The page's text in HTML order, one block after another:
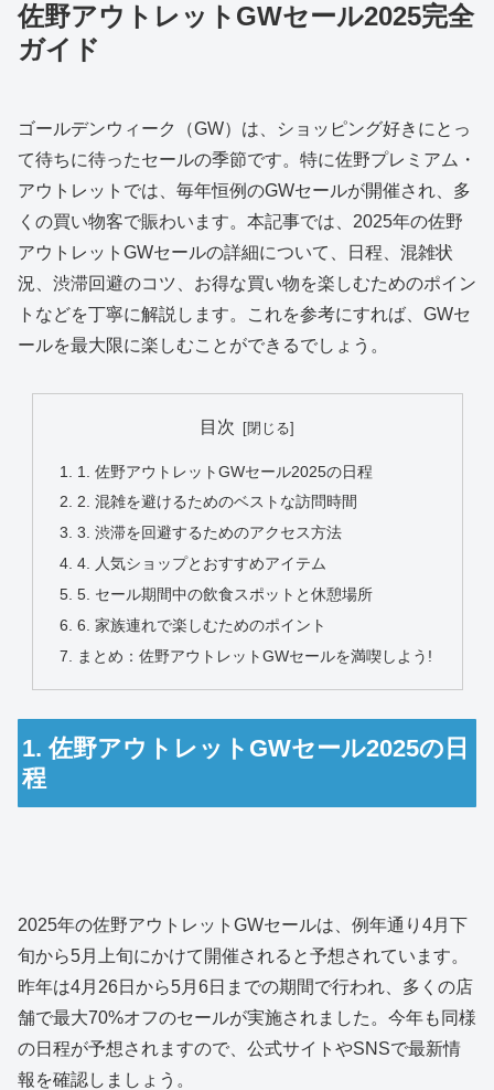
佐野アウトレットGWセール2025完全
ガイド
ゴールデンウィーク（GW）は、ショッピング好きにとっ
て待ちに待ったセールの季節です。特に佐野プレミアム・
アウトレットでは、毎年恒例のGWセールが開催され、多
くの買い物客で賑わいます。本記事では、2025年の佐野
アウトレットGWセールの詳細について、日程、混雑状
況、渋滞回避のコツ、お得な買い物を楽しむためのポイン
トなどを丁寧に解説します。これを参考にすれば、GWセ
ールを最大限に楽しむことができるでしょう。
目次
1. 佐野アウトレットGWセール2025の日程
2. 混雑を避けるためのベストな訪問時間
3. 渋滞を回避するためのアクセス方法
4. 人気ショップとおすすめアイテム
5. セール期間中の飲食スポットと休憩場所
6. 家族連れで楽しむためのポイント
まとめ：佐野アウトレットGWセールを満喫しよう!
1. 佐野アウトレットGWセール2025の日
程
2025年の佐野アウトレットGWセールは、例年通り4月下
旬から5月上旬にかけて開催されると予想されています。
昨年は4月26日から5月6日までの期間で行われ、多くの店
舗で最大70%オフのセールが実施されました。今年も同様
の日程が予想されますので、公式サイトやSNSで最新情
報を確認しましょう。